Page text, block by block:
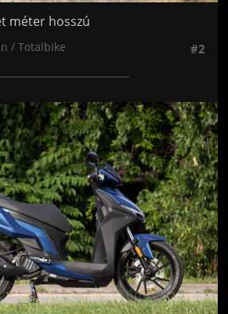
méter hosszú
/ Totalbike #2
Jön még kép!